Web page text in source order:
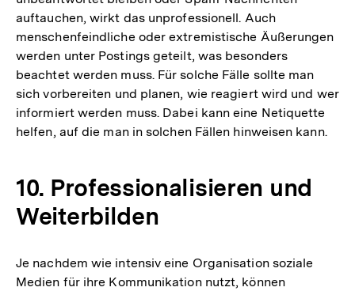
auftauchen, wirkt das unprofessionell. Auch
menschenfeindliche oder extremistische Äußerungen
werden unter Postings geteilt, was besonders
beachtet werden muss. Für solche Fälle sollte man
sich vorbereiten und planen, wie reagiert wird und wer
informiert werden muss. Dabei kann eine Netiquette
helfen, auf die man in solchen Fällen hinweisen kann.
10. Professionalisieren und
Weiterbilden
Je nachdem wie intensiv eine Organisation soziale
Medien für ihre Kommunikation nutzt, können